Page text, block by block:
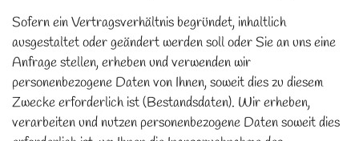
Sofern ein Vertragsverhältnis begründet, inhaltlich
ausgestaltet oder geändert werden soll oder Sie an uns eine
Anfrage stellen, erheben und verwenden wir
personenbezogene Daten von Ihnen, soweit dies zu diesem
Zwecke erforderlich ist (Bestandsdaten). Wir erheben,
verarbeiten und nutzen personenbezogene Daten soweit dies